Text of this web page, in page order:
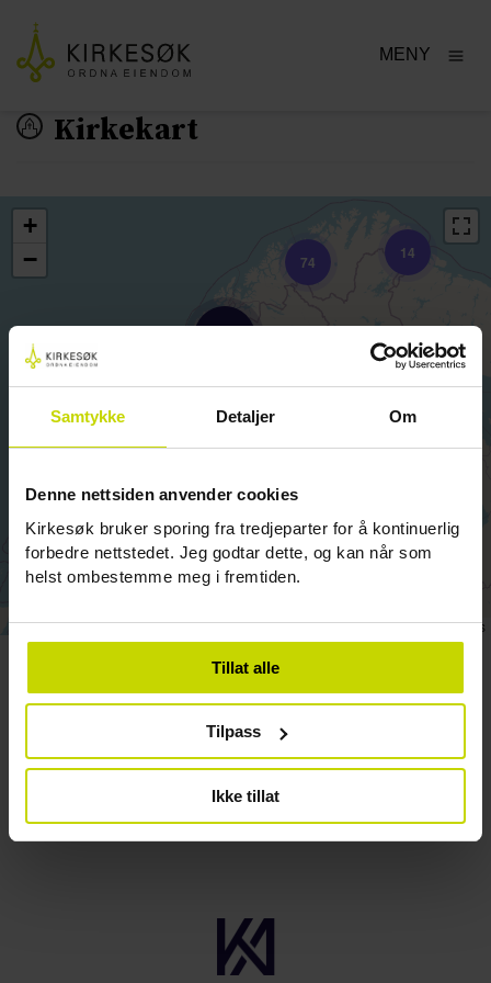
Samtykke Detaljer Om
Denne nettsiden anvender cookies
Kirkesøk bruker sporing fra tredjeparter for å kontinuerlig
forbedre nettstedet. Jeg godtar dette, og kan når som
helst ombestemme meg i fremtiden.
Tillat alle
Tilpass
Ikke tillat
MENY
Kirkekart
14
74
132
133
469
692
+
−
Leaflet|©OpenStreetMapcontributors
Rettigheter